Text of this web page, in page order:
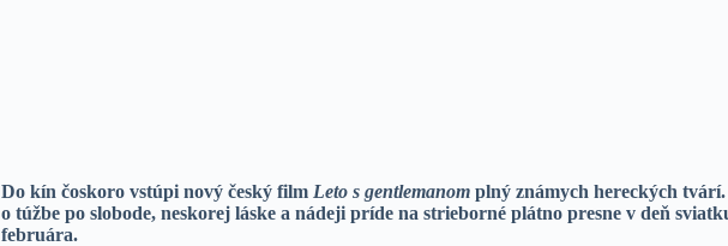
Do kín čoskoro vstúpi nový český film Leto s gentlemanom plný známych hereckých
o túžbe po slobode, neskorej láske a nádeji príde na strieborné plátno presne v deň
februára.